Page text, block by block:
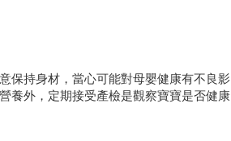
保持身材，當心可能對母嬰健康有不良影
養外，定期接受產檢是觀察寶寶是否健康